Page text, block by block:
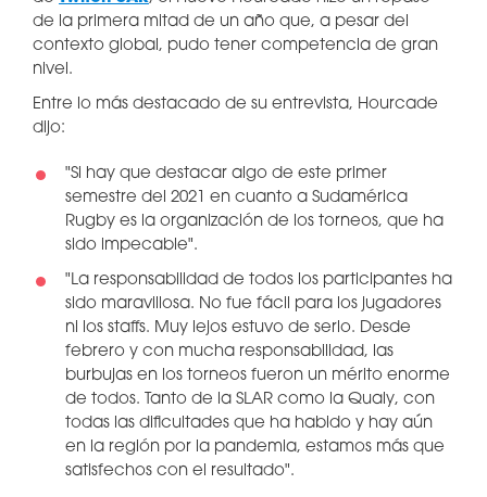
de la primera mitad de un año que, a pesar del
contexto global, pudo tener competencia de gran
nivel.
Entre lo más destacado de su entrevista, Hourcade
dijo:
"Si hay que destacar algo de este primer
semestre del 2021 en cuanto a Sudamérica
Rugby es la organización de los torneos, que ha
sido impecable".
"La responsabilidad de todos los participantes ha
sido maravillosa. No fue fácil para los jugadores
ni los staffs. Muy lejos estuvo de serlo. Desde
febrero y con mucha responsabilidad, las
burbujas en los torneos fueron un mérito enorme
de todos. Tanto de la SLAR como la Qualy, con
todas las dificultades que ha habido y hay aún
en la región por la pandemia, estamos más que
satisfechos con el resultado".